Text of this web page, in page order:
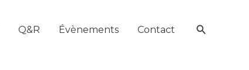
Q&R Évènements Contact